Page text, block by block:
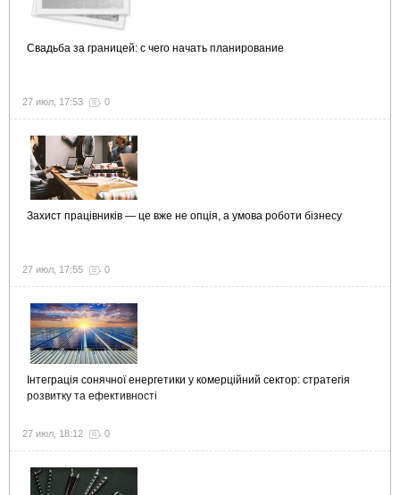
Свадьба за границей: с чего начать планирование
27 июл, 17:53 0
Захист працівників — це вже не опція, а умова роботи бізнесу
27 июл, 17:55 0
Інтеграція сонячної енергетики у комерційний сектор: стратегія
розвитку та ефективності
27 июл, 18:12 0